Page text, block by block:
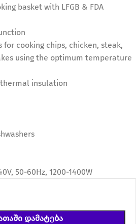
basket with LFGB & FDA
cooking chips, chicken, steak,
using the optimum temperature
insulation
50-60Hz, 1200-1400W
ᲓᲐᲛᲐᲢᲔᲑᲐ